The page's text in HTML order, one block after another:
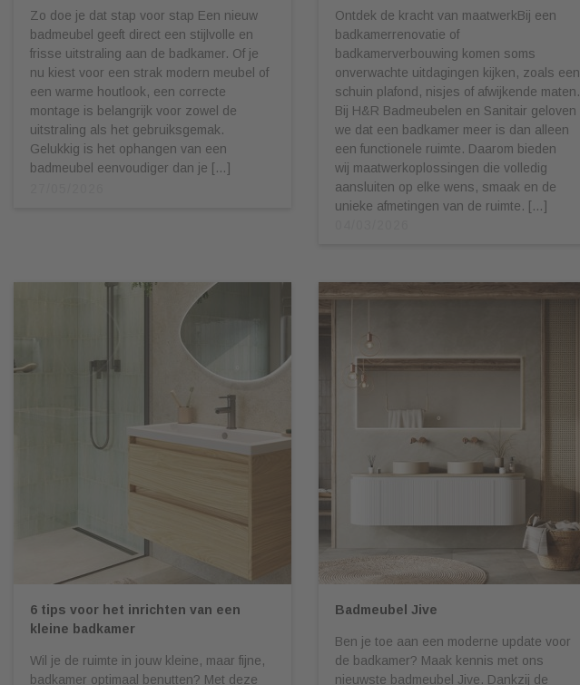
Zo doe je dat stap voor stap Een nieuw
badmeubel geeft direct een stijlvolle en
frisse uitstraling aan de badkamer. Of je
nu kiest voor een strak modern meubel of
een warme houtlook, een correcte
montage is belangrijk voor zowel de
uitstraling als het gebruiksgemak.
Gelukkig is het ophangen van een
badmeubel eenvoudiger dan je […]
Ontdek de kracht van maatwerkBij een
badkamerrenovatie of
badkamerverbouwing komen soms
onverwachte uitdagingen kijken, zoals een
schuin plafond, nisjes of afwijkende maten.
Bij H&R Badmeubelen en Sanitair geloven
we dat een badkamer meer is dan alleen
een functionele ruimte. Daarom bieden
wij maatwerkoplossingen die volledig
aansluiten op elke wens, smaak en de
unieke afmetingen van de ruimte. […]
6 tips voor het inrichten van een
kleine badkamer
Wil je de ruimte in jouw kleine, maar fijne,
badkamer optimaal benutten? Met deze
Badmeubel Jive
Ben je toe aan een moderne update voor
de badkamer? Maak kennis met ons
nieuwste badmeubel Jive. Dankzij de